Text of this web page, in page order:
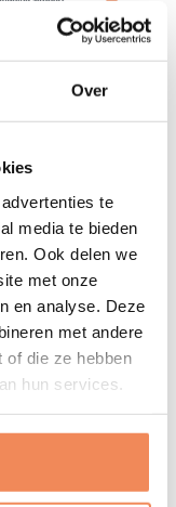
Over
te
media te bieden
Ook delen we
met onze
en analyse. Deze
met andere
of die ze hebben
hun services.
helder
de
nodig hebt om
maken we er een
jouw bedrijf,